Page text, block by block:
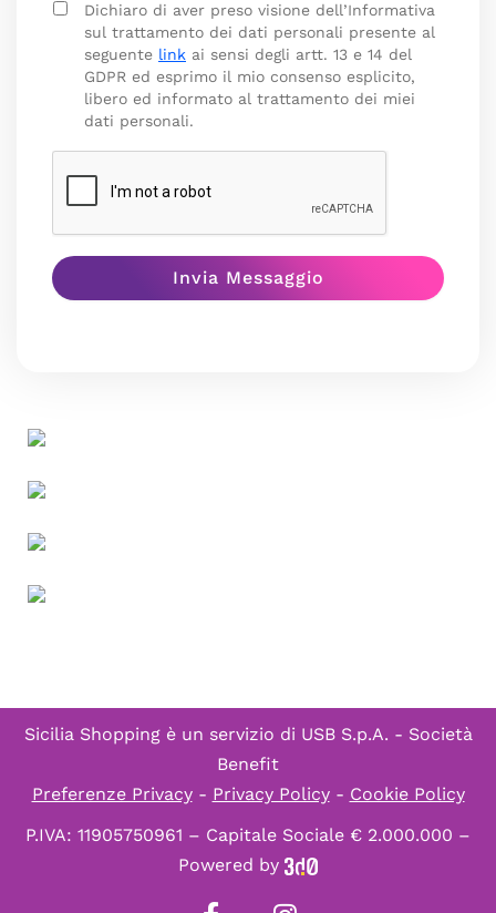
Dichiaro di aver preso visione dell’Informativa
sul trattamento dei dati personali presente al
seguente link ai sensi degli artt. 13 e 14 del
GDPR ed esprimo il mio consenso esplicito,
libero ed informato al trattamento dei miei
dati personali.
Sicilia Shopping è un servizio di USB S.p.A. - Società
Benefit
Preferenze Privacy- Privacy Policy- Cookie Policy
P.IVA: 11905750961 – Capitale Sociale € 2.000.000 –
Powered by